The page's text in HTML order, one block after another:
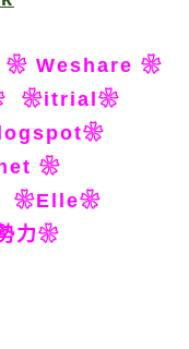
❀ Weshare ❀
❀itrial❀
❀
❀Elle❀
力❀